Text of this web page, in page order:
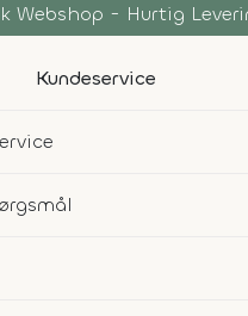
Webshop - Hurtig
Kundeservice